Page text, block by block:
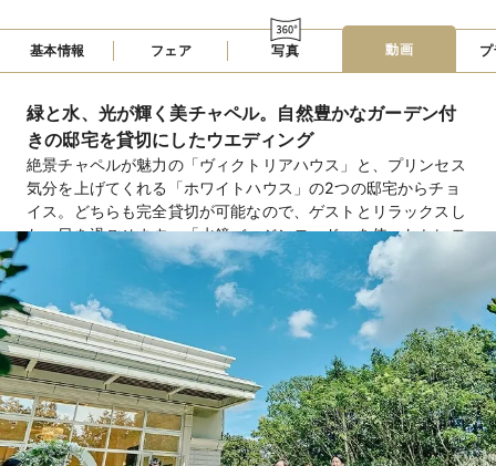
基本情報 フェア 写真 動画
緑と水、光が輝く美チャペル。自然豊かなガーデン付
きの邸宅を貸切にしたウエディング
絶景チャペルが魅力の「ヴィクトリアハウス」と、プリンセス
気分を上げてくれる「ホワイトハウス」の2つの邸宅からチョ
イス。どちらも完全貸切が可能なので、ゲストとリラックスし
た一日を過ごせます。「水鏡バージンロード」を使ったセレモ
ニーなら、ここならではの誓いのシーンに。時間の使い方も自
由だから、ロマンチックなナイトウエディングや、二次会まで
楽しめるのもうれしいポイント。